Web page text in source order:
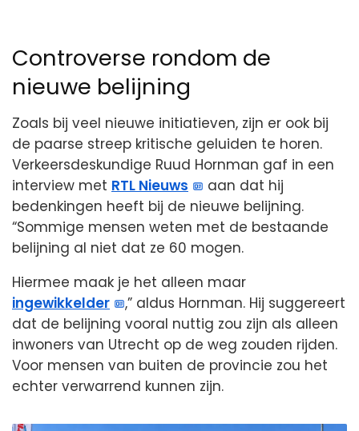
Controverse rondom de
nieuwe belijning
Zoals bij veel nieuwe initiatieven, zijn er ook bij
de paarse streep kritische geluiden te horen.
Verkeersdeskundige Ruud Hornman gaf in een
interview met RTL Nieuws
aan dat hij
bedenkingen heeft bij de nieuwe belijning.
“Sommige mensen weten met de bestaande
belijning al niet dat ze 60 mogen.
Hiermee maak je het alleen maar
ingewikkelder
,” aldus Hornman. Hij suggereert
dat de belijning vooral nuttig zou zijn als alleen
inwoners van Utrecht op de weg zouden rijden.
Voor mensen van buiten de provincie zou het
echter verwarrend kunnen zijn.